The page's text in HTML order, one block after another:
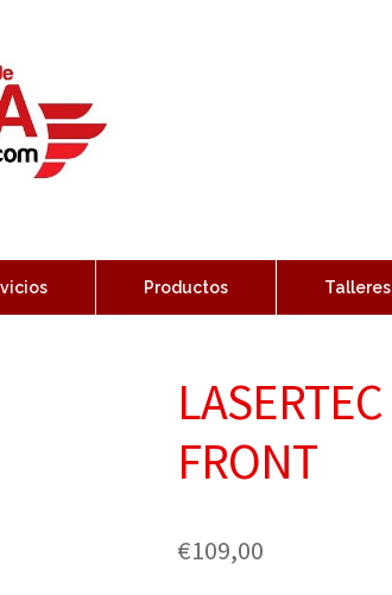
Productos Talleres
LASERTEC
FRONT
€109,00